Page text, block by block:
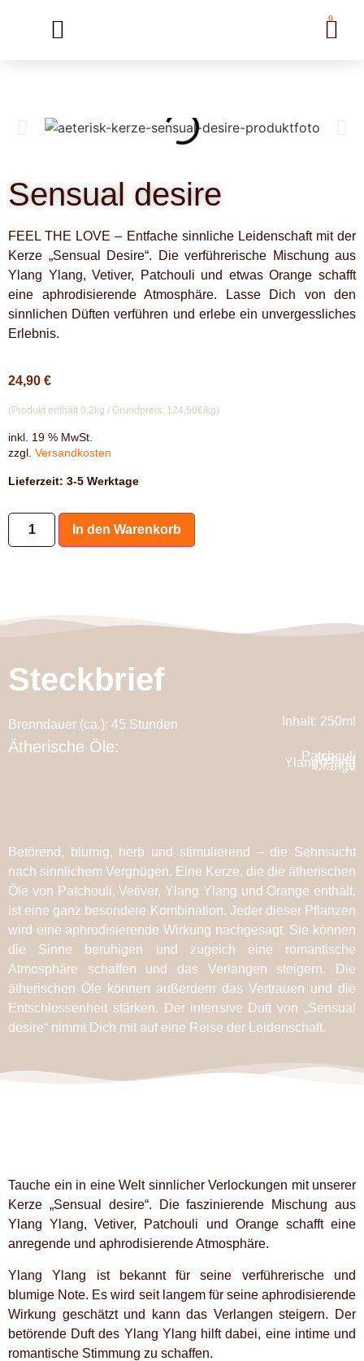
0
Sensual desire
FEEL THE LOVE – Entfache sinnliche Leidenschaft mit der
Kerze „Sensual Desire“. Die verführerische Mischung aus
Ylang Ylang, Vetiver, Patchouli und etwas Orange schafft
eine aphrodisierende Atmosphäre. Lasse Dich von den
sinnlichen Düften verführen und erlebe ein unvergessliches
Erlebnis.
24,90 €
(Produkt enthält 0,2kg / Grundpreis: 124,50€/kg)
inkl. 19 % MwSt.
zzgl. Versandkosten
Lieferzeit: 3-5 Werktage
In den Warenkorb
Steckbrief
Inhalt: 250ml
Brenndauer (ca.): 45 Stunden
Ätherische Öle:
Patchouli
Vetiver
Ylang Ylang
Orange
Betörend, blumig, herb und stimulierend – die Sehnsucht
nach sinnlichem Vergnügen. Eine Kerze, die die ätherischen
Öle von Patchouli, Vetiver, Ylang Ylang und Orange enthält,
ist eine ganz besondere Kombination. Jeder dieser Pflanzen
wird eine aphrodisierende Wirkung nachgesagt. Sie können
die Sinne beruhigen und zugeich eine romantische
Atmosphäre schaffen und das Verlangen steigern. Die
ätherischen Öle können außerdem das Vertrauen und die
Entschlossenheit stärken. Der intensive Duft von „Sensual
desire“ nimmt Dich mit auf eine Reise der Leidenschaft.
Tauche ein in eine Welt sinnlicher Verlockungen mit unserer
Kerze „Sensual desire“. Die faszinierende Mischung aus
Ylang Ylang, Vetiver, Patchouli und Orange schafft eine
anregende und aphrodisierende Atmosphäre.
Ylang Ylang ist bekannt für seine verführerische und
blumige Note. Es wird seit langem für seine aphrodisierende
Wirkung geschätzt und kann das Verlangen steigern. Der
betörende Duft des Ylang Ylang hilft dabei, eine intime und
romantische Stimmung zu schaffen.